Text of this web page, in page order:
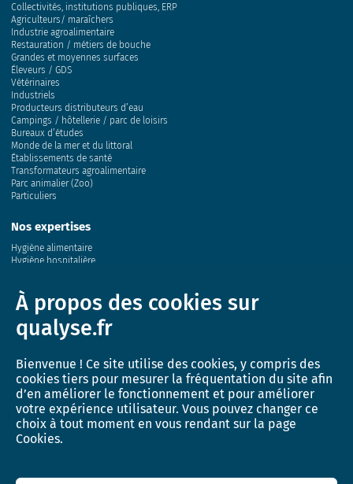
À propos des cookies sur
qualyse.fr
Bienvenue ! Ce site utilise des cookies, y compris des
cookies tiers pour mesurer la fréquentation du site afin
d’en améliorer le fonctionnement et pour améliorer
votre expérience utilisateur. Vous pouvez changer ce
choix à tout moment en vous rendant sur la page
Cookies.
Collectivités, institutions publiques, ERP
Agriculteurs/ maraîchers
Industrie agroalimentaire
Restauration / métiers de bouche
Grandes et moyennes surfaces
Éleveurs / GDS
Vétérinaires
Industriels
Producteurs distributeurs d’eau
Campings / hôtellerie / parc de loisirs
Bureaux d’études
Monde de la mer et du littoral
Établissements de santé
Transformateurs agroalimentaire
Parc animalier (Zoo)
Particuliers
Nos expertises
Hygiène alimentaire
Hygiène hospitalière
Sol
Conchyliculture
Milieu marin
Santé animale et génétique
Innovation
Recherche et développement
Activité de recherche
L’incubateur QUALYSE
Actualités